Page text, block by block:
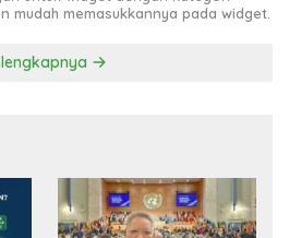
mudah memasukkannya pada widget.